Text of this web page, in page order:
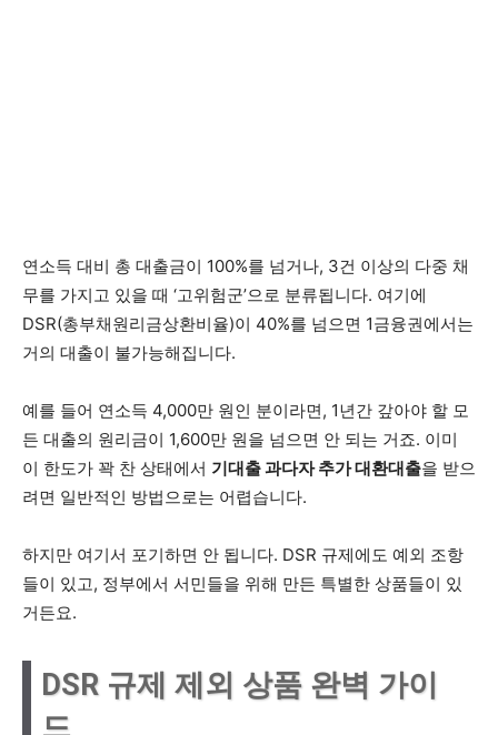
연소득 대비 총 대출금이 100%를 넘거나, 3건 이상의 다중 채
무를 가지고 있을 때 ‘고위험군’으로 분류됩니다. 여기에
DSR(총부채원리금상환비율)이 40%를 넘으면 1금융권에서는
거의 대출이 불가능해집니다.
예를 들어 연소득 4,000만 원인 분이라면, 1년간 갚아야 할 모
든 대출의 원리금이 1,600만 원을 넘으면 안 되는 거죠. 이미
이 한도가 꽉 찬 상태에서 기대출 과다자 추가 대환대출을 받으
려면 일반적인 방법으로는 어렵습니다.
하지만 여기서 포기하면 안 됩니다. DSR 규제에도 예외 조항
들이 있고, 정부에서 서민들을 위해 만든 특별한 상품들이 있
거든요.
DSR 규제 제외 상품 완벽 가이
드